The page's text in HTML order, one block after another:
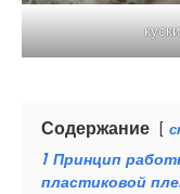
Содержание
1 Принцип
пластиковой